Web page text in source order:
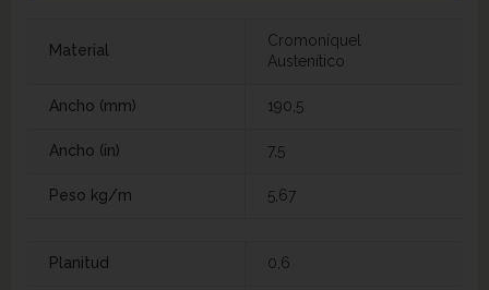
Material
Cromoníquel
Austenítico
Ancho (mm) 190,5
Ancho (in) 7,5
Peso kg/m 5,67
Planitud 0,6